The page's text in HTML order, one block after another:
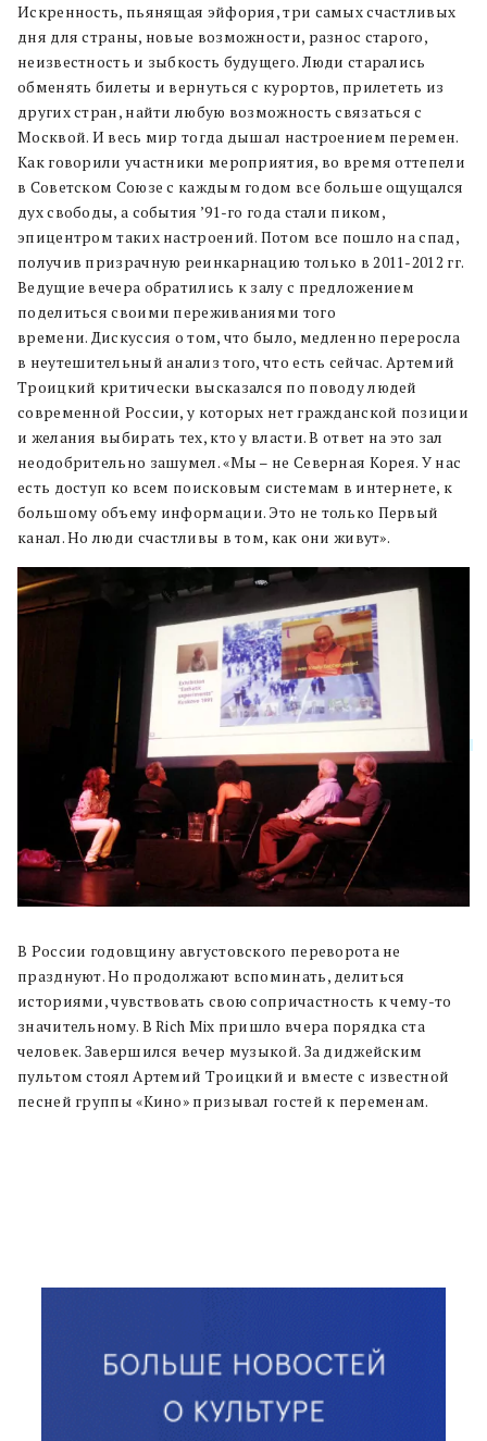
Искренность, пьянящая эйфория, три самых счастливых
дня для страны, новые возможности, разнос старого,
неизвестность и зыбкость будущего. Люди старались
обменять билеты и вернуться с курортов, прилететь из
других стран, найти любую возможность связаться с
Москвой. И весь мир тогда дышал настроением перемен.
Как говорили участники мероприятия, во время оттепели
в Советском Союзе с каждым годом все больше ощущался
дух свободы, а события ’91-го года стали пиком,
эпицентром таких настроений. Потом все пошло на спад,
получив призрачную реинкарнацию только в 2011-2012 гг.
Ведущие вечера обратились к залу с предложением
поделиться своими переживаниями того
времени. Дискуссия о том, что было, медленно переросла
в неутешительный анализ того, что есть сейчас. Артемий
Троицкий критически высказался по поводу людей
современной России, у которых нет гражданской позиции
и желания выбирать тех, кто у власти. В ответ на это зал
неодобрительно зашумел. «Мы – не Северная Корея. У нас
есть доступ ко всем поисковым системам в интернете, к
большому объему информации. Это не только Первый
канал. Но люди счастливы в том, как они живут».
В России годовщину августовского переворота не
празднуют. Но продолжают вспоминать, делиться
историями, чувствовать свою сопричастность к чему-то
значительному. В Rich Mix пришло вчера порядка ста
человек. Завершился вечер музыкой. За диджейским
пультом стоял Артемий Троицкий и вместе с известной
песней группы «Кино» призывал гостей к переменам.